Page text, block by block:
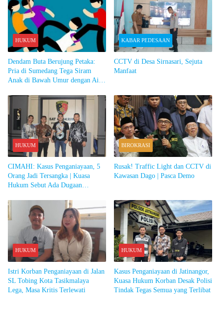
HUKUM
Dendam Buta Berujung Petaka:
Pria di Sumedang Tega Siram
Anak di Bawah Umur dengan Air
KABAR PEDESAAN
CCTV di Desa Sirnasari, Sejuta
Manfaat
HUKUM
CIMAHI: Kasus Penganiayaan, 5
Orang Jadi Tersangka | Kuasa
Hukum Sebut Ada Dugaan
Tak Profesional
BIROKRASI
Rusak! Traffic Light dan CCTV di
Kawasan Dago | Pasca Demo
HUKUM
Istri Korban Penganiayaan di Jalan
SL Tobing Kota Tasikmalaya
Lega, Masa Kritis Terlewati
HUKUM
Kasus Penganiayaan di Jatinangor,
Kuasa Hukum Korban Desak Polisi
Tindak Tegas Semua yang Terlibat